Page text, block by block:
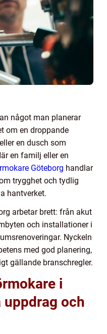
något man planerar
om en droppande
en dusch som
en familj eller en
Göteborg handlar
trygghet och tydlig
hantverket.
arbetar brett: från akut
och installationer i
Nyckeln
med god planering,
gällande branschregler.
i
och